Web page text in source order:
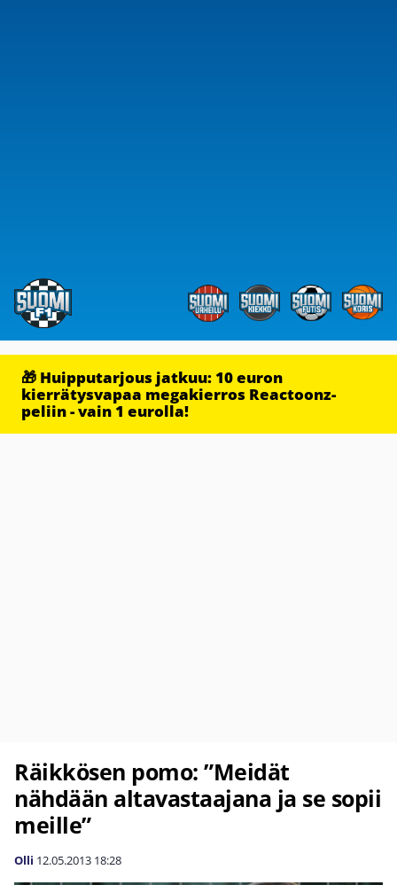
🎁 Huipputarjous jatkuu: 10 euron
kierrätysvapaa megakierros Reactoonz-
peliin - vain 1 eurolla!
Räikkösen pomo: ”Meidät
nähdään altavastaajana ja se sopii
meille”
Olli 12.05.2013 18:28